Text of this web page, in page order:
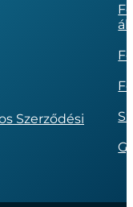
Szerződési